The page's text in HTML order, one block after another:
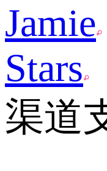
Jamie
Stars
渠道